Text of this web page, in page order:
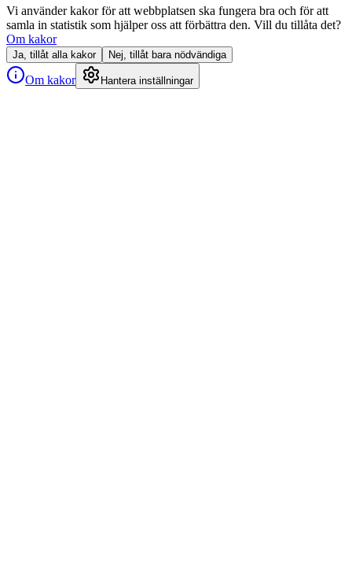
Vi använder kakor för att webbplatsen ska fungera bra och för att
samla in statistik som hjälper oss att förbättra den. Vill du tillåta det?
Om kakor
Ja, tillåt alla kakor Nej, tillåt bara nödvändiga
Om kakor Hantera inställningar